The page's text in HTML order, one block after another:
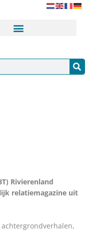
Rivierenland
relatiemagazine uit
achtergrondverhalen,